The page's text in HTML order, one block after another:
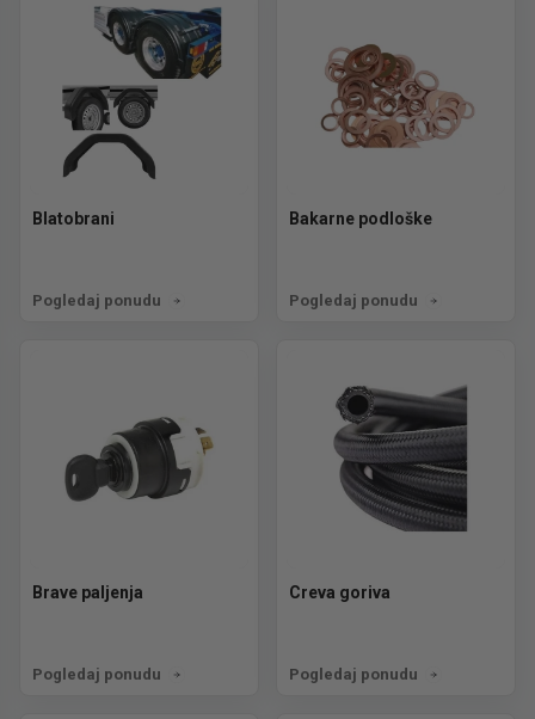
Blatobrani
Pogledaj ponudu
Bakarne podloške
Pogledaj ponudu
Brave paljenja
Pogledaj ponudu
Creva goriva
Pogledaj ponudu